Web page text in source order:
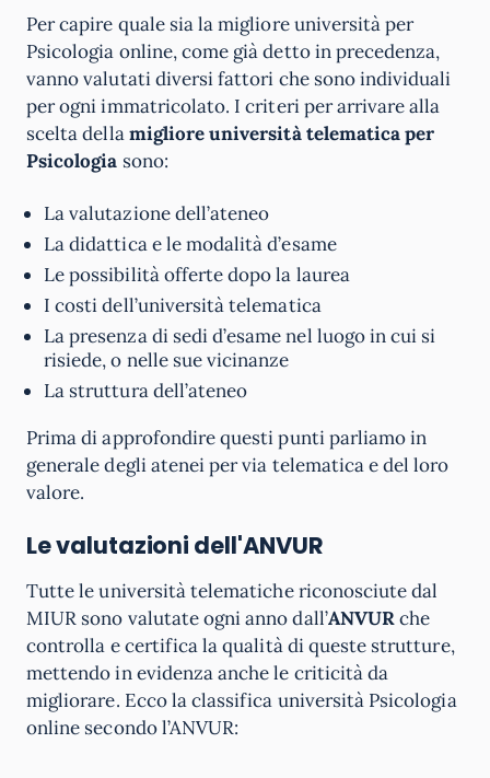
Per capire quale sia la migliore università per
Psicologia online, come già detto in precedenza,
vanno valutati diversi fattori che sono individuali
per ogni immatricolato. I criteri per arrivare alla
scelta dellamigliore università telematica per
Psicologia sono:
La valutazione dell’ateneo
La didattica e le modalità d’esame
Le possibilità offerte dopo la laurea
I costi dell’università telematica
La presenza di sedi d’esame nel luogo in cui si
risiede, o nelle sue vicinanze
La struttura dell’ateneo
Prima di approfondire questi punti parliamo in
generale degli atenei per via telematica e del loro
valore.
Le valutazioni dell'ANVUR
Tutte le università telematiche riconosciute dal
MIUR sono valutate ogni anno dall’ANVURche
controlla e certifica la qualità di queste strutture,
mettendo in evidenza anche le criticità da
migliorare. Ecco la classifica università Psicologia
online secondo l’ANVUR: